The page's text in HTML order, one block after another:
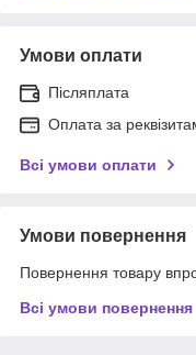
Умови оплати
Післяплата
Оплата за
Всі умови оплати
Умови повернення
Повернення товару
Всі умови повернення